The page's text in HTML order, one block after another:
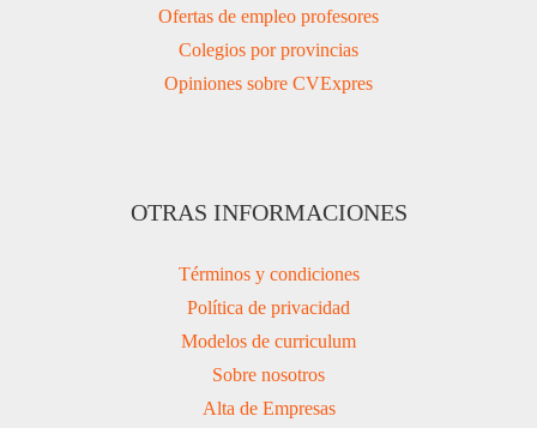
Ofertas de empleo profesores
Colegios por provincias
Opiniones sobre CVExpres
OTRAS INFORMACIONES
Términos y condiciones
Política de privacidad
Modelos de curriculum
Sobre nosotros
Alta de Empresas